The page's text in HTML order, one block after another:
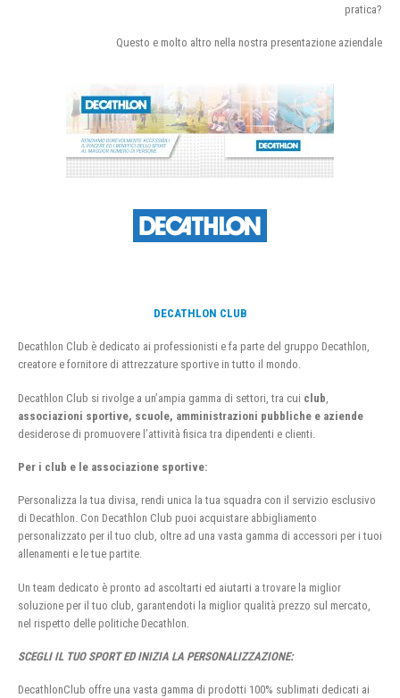
pratica?
Questo e molto altro nella nostra presentazione aziendale
DECATHLON CLUB
Decathlon Club è dedicato ai professionisti e fa parte del gruppo Decathlon,
creatore e fornitore di attrezzature sportive in tutto il mondo.
Decathlon Club si rivolge a un’ampia gamma di settori, tra cui club
associazioni sportive, scuole, amministrazioni pubbliche e aziende
desiderose di promuovere l’attività fisica tra dipendenti e clienti.
Per i club e le associazione sportive:
Personalizza la tua divisa, rendi unica la tua squadra con il servizio esclusivo
di Decathlon. Con Decathlon Club puoi acquistare abbigliamento
personalizzato per il tuo club, oltre ad una vasta gamma di accessori per i tuoi
allenamenti e le tue partite.
Un team dedicato è pronto ad ascoltarti ed aiutarti a trovare la miglior
soluzione per il tuo club, garantendoti la miglior qualità prezzo sul mercato,
nel rispetto delle politiche Decathlon.
SCEGLI IL TUO SPORT ED INIZIA LA PERSONALIZZAZIONE:
DecathlonClub offre una vasta gamma di prodotti 100% sublimati dedicati ai